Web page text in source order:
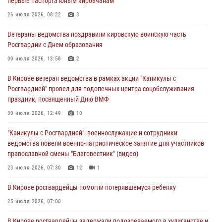
03 августа 2026, 09:01
митинге в честь Дня воздушно-десантных войск
03 августа 2026, 08:45
магазина
02 августа 2026, 07:00
1 августа – День дежурной службы войск национальной гвардии
01 августа 2026, 09:39
26 июля 2026, 08:22 3
Ветераны ведомства поздравили кировскую воинскую часть
Росгвардии с Днем образования
09 июля 2026, 13:58 2
В Кирове ветеран ведомства в рамках акции "Каникулы с
Росгвардией" провел для подопечных центра соцобслуживания
праздник, посвященный Дню ВМФ
30 июля 2026, 12:49 10
"Каникулы с Росгвардией": военнослужащие и сотрудники
ведомства повели военно-патриотическое занятие для участников
православной смены "Благовестник" (видео)
23 июля 2026, 07:30 12 1
В Кирове росгвардейцы помогли потерявшемуся ребенку
25 июля 2026, 07:00